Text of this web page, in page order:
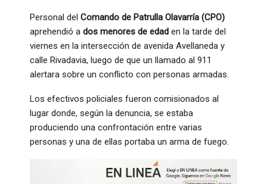
Personal del Comando de Patrulla Olavarría (CPO)
aprehendió a dos menores de edad en la tarde del
viernes en la intersección de avenida Avellaneda y
calle Rivadavia, luego de que un llamado al 911
alertara sobre un conflicto con personas armadas.
Los efectivos policiales fueron comisionados al
lugar donde, según la denuncia, se estaba
produciendo una confrontación entre varias
personas y una de ellas portaba un arma de fuego.